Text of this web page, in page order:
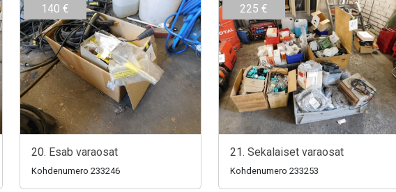
140 €
20. Esab varaosat
Kohdenumero 233246
225 €
21. Sekalaiset varaosat
Kohdenumero 233253